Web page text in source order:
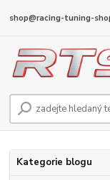
shop@racing-tuning-
Kategorie blogu